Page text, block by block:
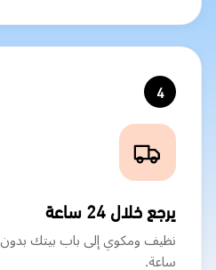
4
يرجع خلال 24 ساعة
ساعة.